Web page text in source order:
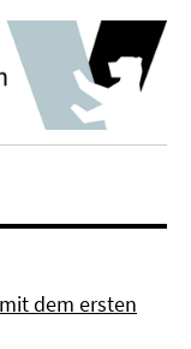
dem ersten